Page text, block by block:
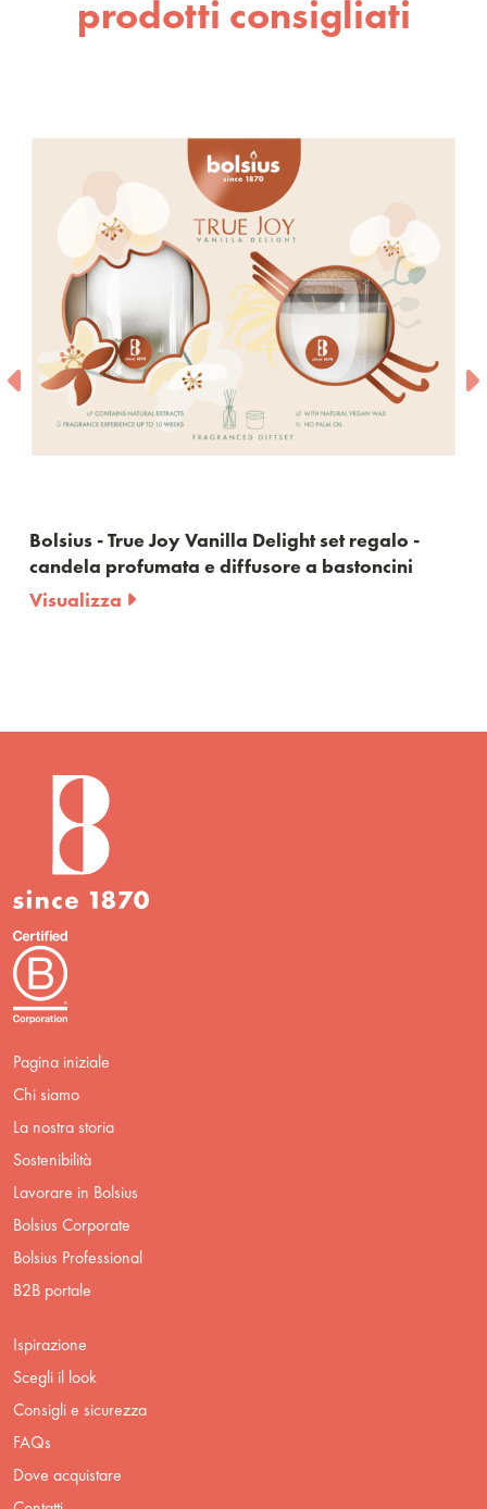
prodotti consigliati
Bolsius - True Joy Vanilla Delight set regalo -
candela profumata e diffusore a bastoncini
Visualizza
Pagina iniziale
Chi siamo
La nostra storia
Sostenibilità
Lavorare in Bolsius
Bolsius Corporate
Bolsius Professional
B2B portale
Ispirazione
Scegli il look
Consigli e sicurezza
FAQs
Dove acquistare